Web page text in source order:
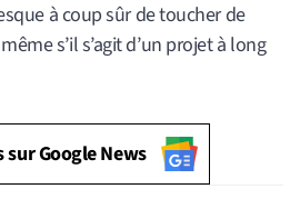
à coup sûr de toucher de
s’il s’agit d’un projet à long
sur Google News